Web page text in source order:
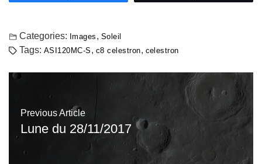
Categories: Images , Soleil
Tags: ASI120MC-S , c8 celestron, celestron
Previous Article
Lune du 28/11/2017